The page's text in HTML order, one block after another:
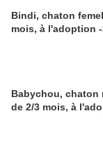
Bindi, chaton
mois, à l'adoption
Babychou, chaton
de 2/3 mois, à